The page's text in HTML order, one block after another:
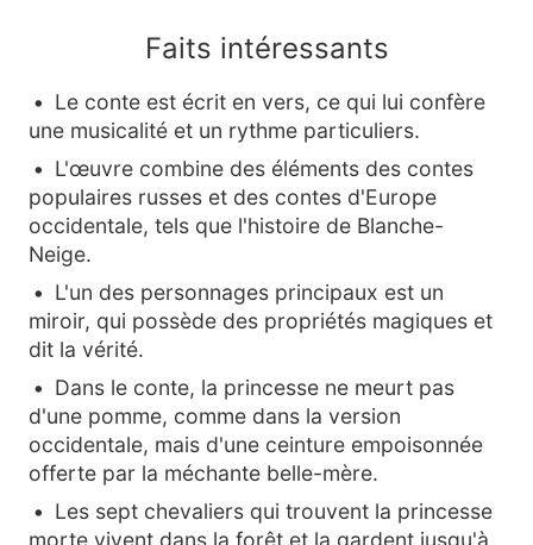
Faits intéressants
Le conte est écrit en vers, ce qui lui confère
une musicalité et un rythme particuliers.
L'œuvre combine des éléments des contes
populaires russes et des contes d'Europe
occidentale, tels que l'histoire de Blanche-
Neige.
L'un des personnages principaux est un
miroir, qui possède des propriétés magiques et
dit la vérité.
Dans le conte, la princesse ne meurt pas
d'une pomme, comme dans la version
occidentale, mais d'une ceinture empoisonnée
offerte par la méchante belle-mère.
Les sept chevaliers qui trouvent la princesse
morte vivent dans la forêt et la gardent jusqu'à